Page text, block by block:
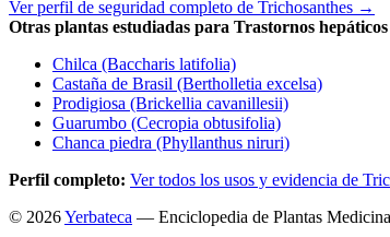
Ver perfil de seguridad completo de Trichosanthes →
Otras plantas estudiadas para Trastornos hepáticos
Chilca (Baccharis latifolia)
Castaña de Brasil (Bertholletia excelsa)
Prodigiosa (Brickellia cavanillesii)
Guarumbo (Cecropia obtusifolia)
Chanca piedra (Phyllanthus niruri)
Perfil completo: Ver todos los usos y evidencia de
© 2026Yerbateca — Enciclopedia de Plantas